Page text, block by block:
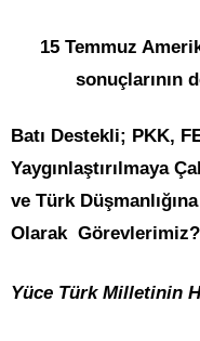
15 Temmuz
sonuçlarının
Batı Destekli; PKK,
Yaygınlaştırılmaya
ve Türk
Olarak Görevlerimiz?
Yüce Türk Milletinin